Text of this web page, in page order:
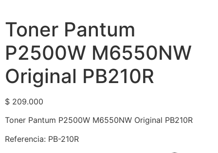
Toner Pantum
P2500W M6550NW
Original PB210R
$ 209.000
Toner Pantum P2500W M6550NW Original PB210R
Referencia: PB-210R